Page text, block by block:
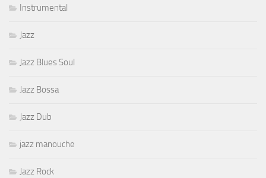
Instrumental
Jazz
Jazz Blues Soul
Jazz Bossa
Jazz Dub
jazz manouche
Jazz Rock